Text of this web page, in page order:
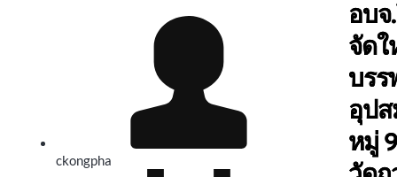
ckongpha
อบ
จัด
บร
อุป
หมู่